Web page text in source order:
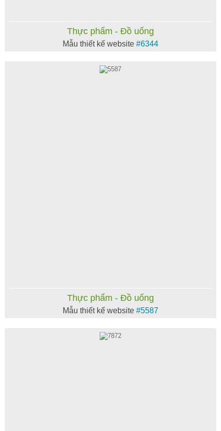
Thực phẩm - Đồ uống
Mẫu thiết kế website #6344
Thực phẩm - Đồ uống
Mẫu thiết kế website #5587